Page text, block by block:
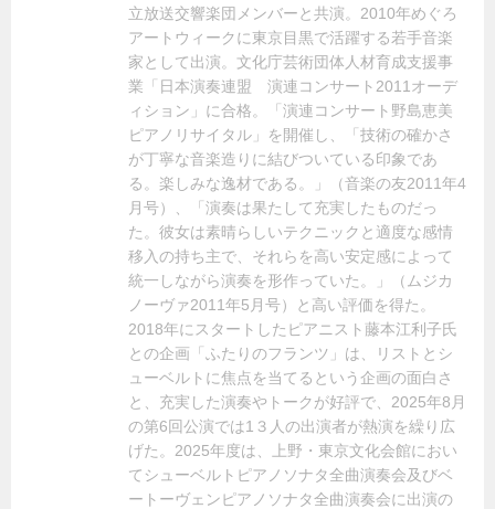
立放送交響楽団メンバーと共演。2010年めぐろ
アートウィークに東京目黒で活躍する若手音楽
家として出演。文化庁芸術団体人材育成支援事
業「日本演奏連盟 演連コンサート2011オーデ
ィション」に合格。「演連コンサート野島恵美
ピアノリサイタル」を開催し、「技術の確かさ
が丁寧な音楽造りに結びついている印象であ
る。楽しみな逸材である。」（音楽の友2011年4
月号）、「演奏は果たして充実したものだっ
た。彼女は素晴らしいテクニックと適度な感情
移入の持ち主で、それらを高い安定感によって
統一しながら演奏を形作っていた。」（ムジカ
ノーヴァ2011年5月号）と高い評価を得た。
2018年にスタートしたピアニスト藤本江利子氏
との企画「ふたりのフランツ」は、リストとシ
ューベルトに焦点を当てるという企画の面白さ
と、充実した演奏やトークが好評で、2025年8月
の第6回公演では1３人の出演者が熱演を繰り広
げた。2025年度は、上野・東京文化会館におい
てシューベルトピアノソナタ全曲演奏会及びベ
ートーヴェンピアノソナタ全曲演奏会に出演の